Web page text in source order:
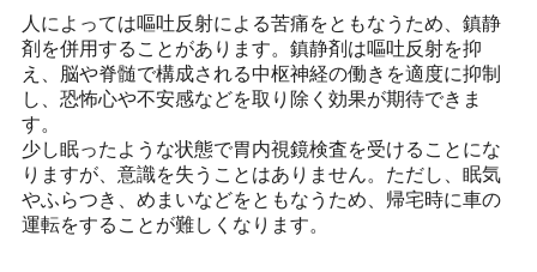
人によっては嘔吐反射による苦痛をともなうため、鎮静
剤を併用することがあります。鎮静剤は嘔吐反射を抑
え、脳や脊髄で構成される中枢神経の働きを適度に抑制
し、恐怖心や不安感などを取り除く効果が期待できま
す。
少し眠ったような状態で胃内視鏡検査を受けることにな
りますが、意識を失うことはありません。ただし、眠気
やふらつき、めまいなどをともなうため、帰宅時に車の
運転をすることが難しくなります。